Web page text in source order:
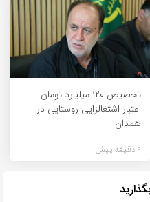
تخصیص ۱۲۰ میلیارد تومان
اعتبار اشتغالزایی روستایی در
همدان
9 دقیقه پیش